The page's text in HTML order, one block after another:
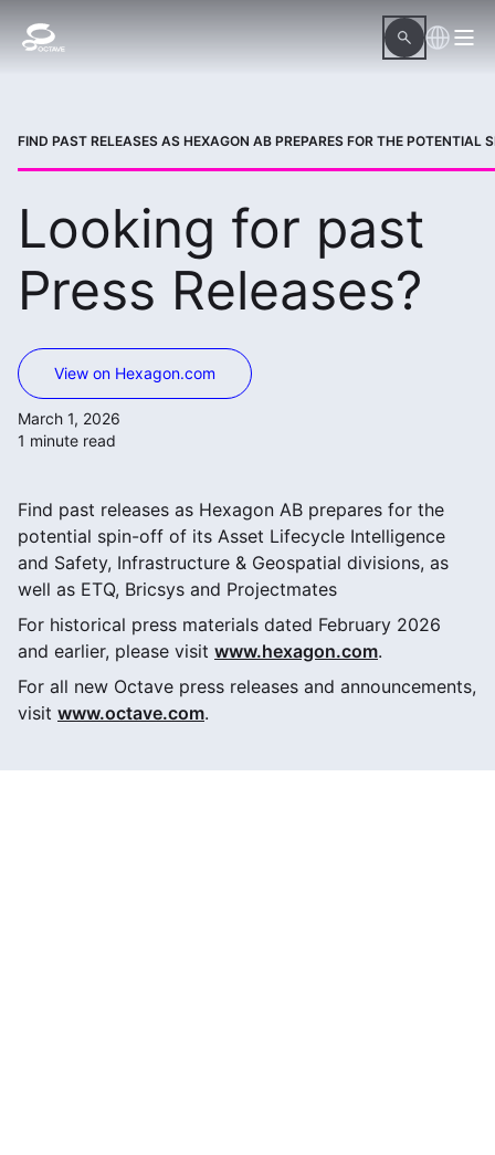
FIND PAST RELEASES AS HEXAGON AB PREPARES FOR THE
Looking for past
Press Releases?
View on Hexagon.com
March 1, 2026
1 minute read
Find past releases as Hexagon AB prepares for the
potential spin-off of its Asset Lifecycle Intelligence
and Safety, Infrastructure & Geospatial divisions, as
well as ETQ, Bricsys and Projectmates
For historical press materials dated February 2026
and earlier, please visit www.hexagon.com.
For all new Octave press releases and announcements,
visit www.octave.com.